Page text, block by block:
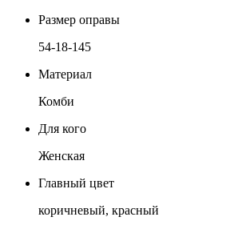
Размер оправы
54-18-145
Материал
Комби
Для кого
Женская
Главный цвет
коричневый, красный